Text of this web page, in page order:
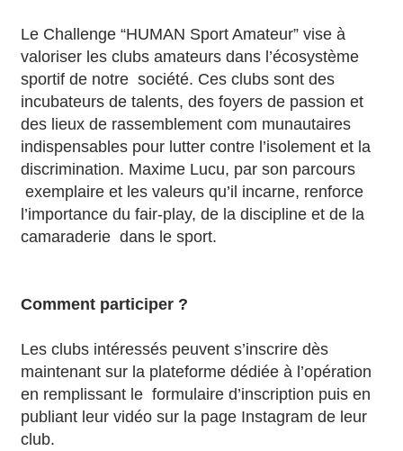
Le Challenge “HUMAN Sport Amateur” vise à
valoriser les clubs amateurs dans l’écosystème
sportif de notre société. Ces clubs sont des
incubateurs de talents, des foyers de passion et
des lieux de rassemblement com munautaires
indispensables pour lutter contre l’isolement et la
discrimination. Maxime Lucu, par son parcours
exemplaire et les valeurs qu’il incarne, renforce
l’importance du fair-play, de la discipline et de la
camaraderie dans le sport.
Comment participer ?
Les clubs intéressés peuvent s’inscrire dès
maintenant sur la plateforme dédiée à l’opération
en remplissant le formulaire d’inscription puis en
publiant leur vidéo sur la page Instagram de leur
club.